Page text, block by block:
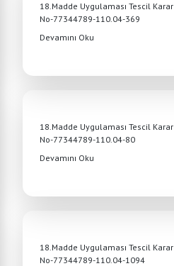
18.Madde Uygulaması Tescil Karar
No-77344789-110.04-369
Devamını Oku
18.Madde Uygulaması Tescil Karar
No-77344789-110.04-80
Devamını Oku
18.Madde Uygulaması Tescil Karar
No-77344789-110.04-1094